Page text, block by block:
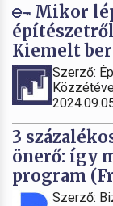
Mikor
Kiemelt
Szerző:
3
önerő: így
program
Szerző: